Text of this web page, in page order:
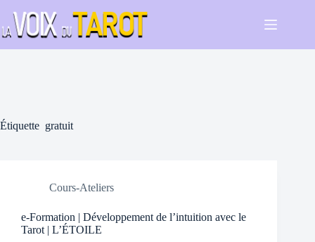
contenu
Étiquette gratuit
Cours-Ateliers
e-Formation | Développement de l’intuition avec le
Tarot | L’ÉTOILE